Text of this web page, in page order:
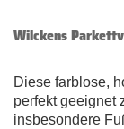
Wilckens
Diese farblose,
perfekt geeignet
insbesondere